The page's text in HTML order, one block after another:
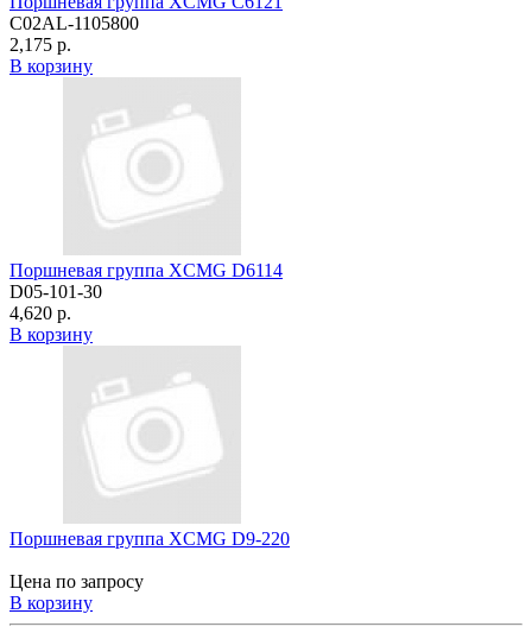
C02AL-1105800
2,175 р.
В корзину
Поршневая группа XCMG D6114
D05-101-30
4,620 р.
В корзину
Поршневая группа XCMG D9-220
Цена по запросу
В корзину